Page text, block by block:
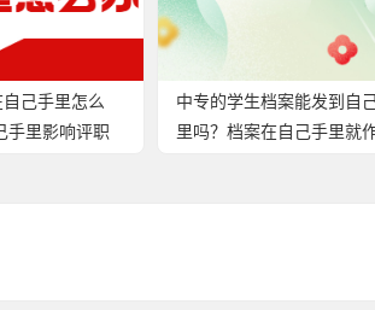
己手里怎么
手里影响评职
中专的学生档案能发到自
里吗？档案在自己手里就